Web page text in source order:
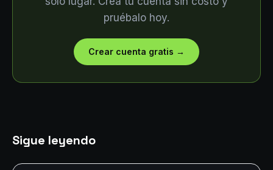
pruébalo hoy.
Crear cuenta gratis →
Sigue leyendo